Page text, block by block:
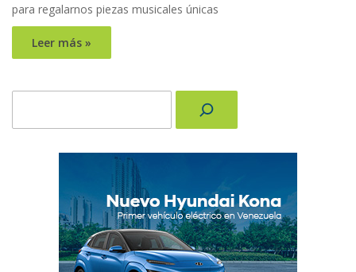
para regalarnos piezas musicales únicas
Leer más »